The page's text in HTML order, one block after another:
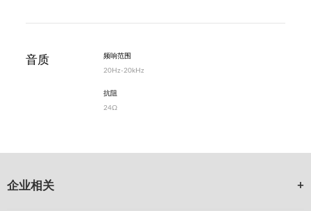
音质 频响范围
20Hz-20kHz
抗阻
24Ω
企业相关